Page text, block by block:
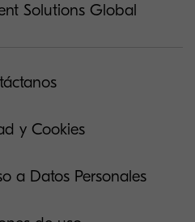
Solutions Global
y Cookies
a Datos Personales